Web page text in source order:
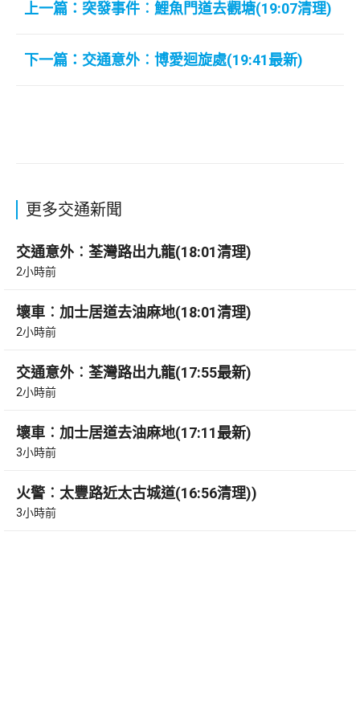
上一篇：突發事件︰鯉魚門道去觀塘(19:07清理)
下一篇：交通意外︰博愛迴旋處(19:41最新)
更多交通新聞
交通意外︰荃灣路出九龍(18:01清理)
2小時前
壞車︰加士居道去油麻地(18:01清理)
2小時前
交通意外︰荃灣路出九龍(17:55最新)
2小時前
壞車︰加士居道去油麻地(17:11最新)
3小時前
火警︰太豐路近太古城道(16:56清理))
3小時前